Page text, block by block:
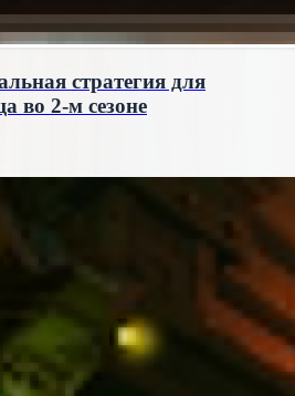
стратегия для
во 2-м сезоне